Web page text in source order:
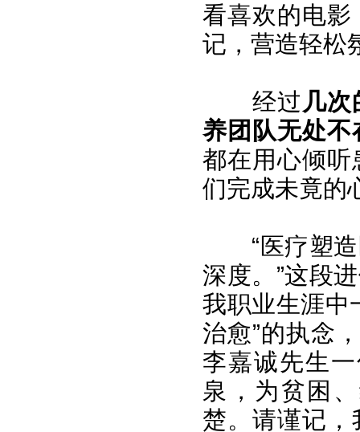
看喜欢的电
记，营造轻松
经过 几
养团队无处
都在用心倾
们完成未竟的
“医疗塑
深度。”这段
我职业生涯中
治愈”的执念
李嘉诚先生
泉，为贫困
楚。请谨记